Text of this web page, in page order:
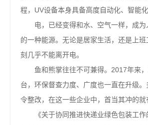
程，UV设备本身具备高度自动化、智能化
电，已经变得和水、空气一样，成为
的一种能源。无论是居家生活，还是上班
刻几乎不能离开电。
鱼和熊掌往往不可兼得。2017年来，
台，环保督查力度、广度也一直在升级
令整改，在这一些企业中，首当其冲的就
《关于协同推进快递业绿色包装工作